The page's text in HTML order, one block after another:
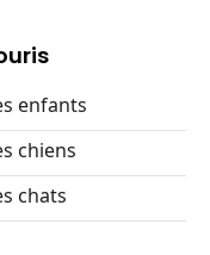
enfants
chiens
chats